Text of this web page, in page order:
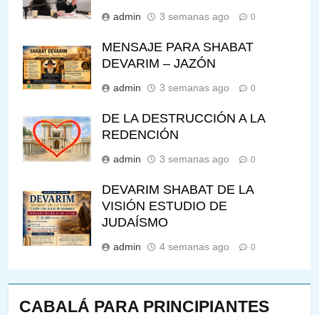
CABALÁ PARA PRINCIPIANTES
admin 3 semanas ago 0
MENSAJE PARA SHABAT
DEVARIM – JAZÓN
admin 3 semanas ago 0
DE LA DESTRUCCIÓN A LA
REDENCIÓN
admin 3 semanas ago 0
DEVARIM SHABAT DE LA
VISIÓN ESTUDIO DE
JUDAÍSMO
admin 4 semanas ago 0